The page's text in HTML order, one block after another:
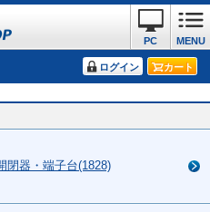
MENU
PC
ログイン カート
器・端子台(1828)